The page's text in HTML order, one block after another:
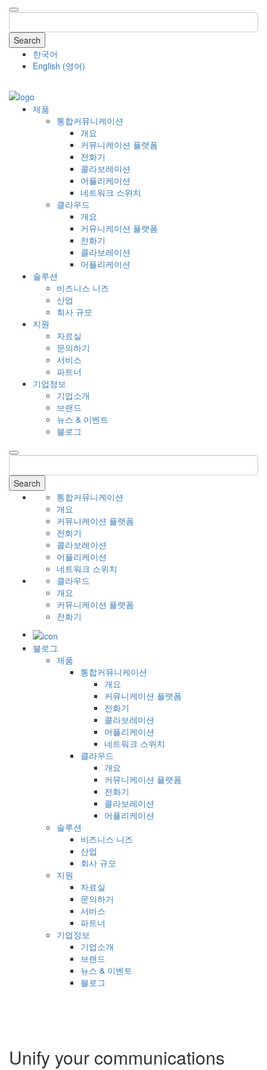
Search
한국어
English (영어)
제품
통합커뮤니케이션
개요
커뮤니케이션 플랫폼
전화기
콜라보레이션
어플리케이션
네트워크 스위치
클라우드
개요
커뮤니케이션 플랫폼
전화기
콜라보레이션
어플리케이션
솔루션
비즈니스 니즈
산업
회사 규모
지원
자료실
문의하기
서비스
파트너
기업정보
기업소개
브랜드
뉴스 & 이벤트
블로그
Search
통합커뮤니케이션
개요
커뮤니케이션 플랫폼
전화기
콜라보레이션
어플리케이션
네트워크 스위치
클라우드
개요
커뮤니케이션 플랫폼
전화기
블로그
제품
통합커뮤니케이션
개요
커뮤니케이션 플랫폼
전화기
콜라보레이션
어플리케이션
네트워크 스위치
클라우드
개요
커뮤니케이션 플랫폼
전화기
콜라보레이션
어플리케이션
솔루션
비즈니스 니즈
산업
회사 규모
지원
자료실
문의하기
서비스
파트너
기업정보
기업소개
브랜드
뉴스 & 이벤트
블로그
Unify your communications